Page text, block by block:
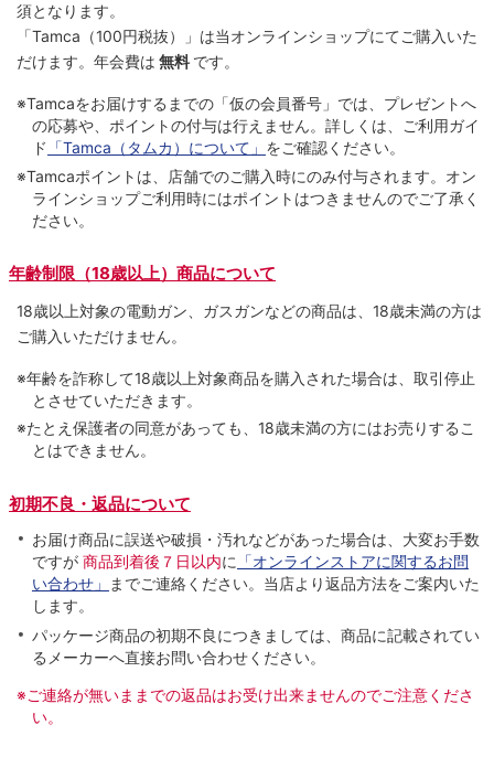
須となります。
「Tamca （100円税抜）
」は当オンラインショップにてご購⼊いた
だけます。 年会費は 無料 です。
※Tamcaをお届けするまでの「仮の会員番号」では、プレゼントへ
の応募や、ポイントの付与は⾏えません。詳しくは、ご利⽤ガイ
ド 「Tamca（タムカ）について」 をご確認ください。
※Tamcaポイントは、店舗でのご購⼊時にのみ付与されます。オン
ラインショップご利用時にはポイントはつきませんのでご了承く
ださい。
年齢制限（18歳以上）商品について
18歳以上対象の電動ガン、ガスガンなどの商品は、18歳未満の方は
ご購入いただけません。
※年齢を詐称して18歳以上対象商品を購入された場合は、取引停止
とさせていただきます。
※たとえ保護者の同意があっても、18歳未満の方にはお売りするこ
とはできません。
初期不良・返品について
お届け商品に誤送や破損・汚れなどがあった場合は、大変お手数
ですが 商品到着後７日以内に 「オンラインストアに関するお問
い合わせ」
までご連絡ください。当店より返品方法をご案内いた
します。
パッケージ商品の初期不良につきましては、商品に記載されてい
るメーカーへ直接お問い合わせください。
※ご連絡が無いままでの返品はお受け出来ませんのでご注意くださ
い。